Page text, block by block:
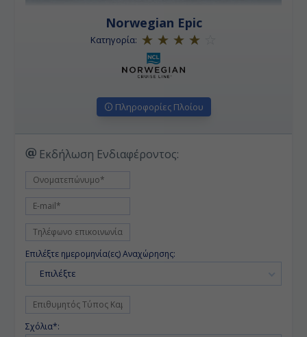
Norwegian Epic
Κατηγορία:
Πληροφορίες Πλοίου
Εκδήλωση Ενδιαφέροντος:
Επιλέξτε ημερομηνία(ες) Αναχώρησης:
Επιλέξτε
Σχόλια*: